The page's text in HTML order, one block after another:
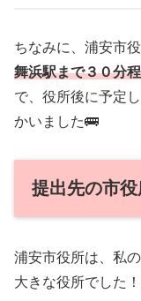
ちなみに、浦安市
舞浜駅まで３０分
で、役所後に予定
かいました🚌
提出先の市
浦安市役所は、私
大きな役所でした！